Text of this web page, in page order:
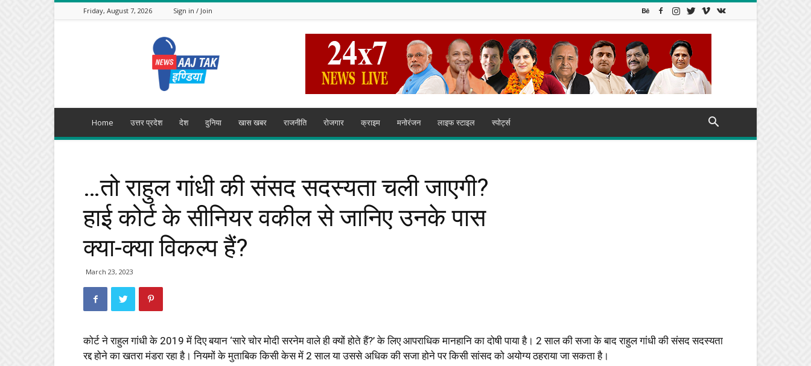
Friday, August 7, 2026 Sign in / Join
India
Home उत्तर प्रदेश देश दुनिया खास खबर राजनीति रोजगार क्राइम मनोरंजन लाइफ स्टाइल स्पोर्ट्स
…तो राहुल गांधी की संसद सदस्यता चली जाएगी?
हाई कोर्ट के सीनियर वकील से जानिए उनके पास
क्या-क्या विकल्प हैं?
March 23, 2023
कोर्ट ने राहुल गांधी के 2019 में दिए बयान ‘सारे चोर मोदी सरनेम वाले ही क्यों होते हैं?’ के लिए आपराधिक मानहानि का दोषी पाया है। 2 साल की सजा के बाद राहुल गांधी की संसद सदस्यता
रद्द होने का खतरा मंडरा रहा है। नियमों के मुताबिक किसी केस में 2 साल या उससे अधिक की सजा होने पर किसी सांसद को अयोग्य ठहराया जा सकता है।